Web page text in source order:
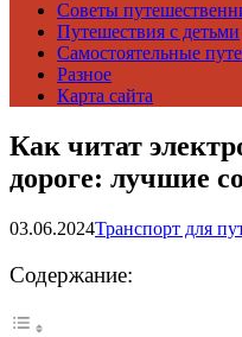
Советы
Путешествия с детьми
Самостоятельные
Разное
Карта сайта
Как читат
дороге: лучшие
03.06.2024Транспорт для
Содержание: